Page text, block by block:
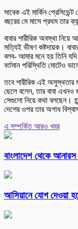
সাবেক এই মার্কিন
বছরের মে মাসে প্রথম তার
বাবার শারীরিক অবস্থা নিয়ে
সত্যিই ভীষণ কষ্টদায়ক।
বলব- আমার মনে হয় তিনি
বর্তমান পরিস্থিতি মোটেও
তবে শারীরিক এই অসুস্থতার
ছেলে বলেন, তার বাবা
সেগুলো নিয়ে কথা বলছেন।
দেশের ওপর তার অগাধ
এ সম্পর্কিত আরও খবর
বাংলাদেশ থেকে আনারস
আসিয়ানে যোগ দেওয়া